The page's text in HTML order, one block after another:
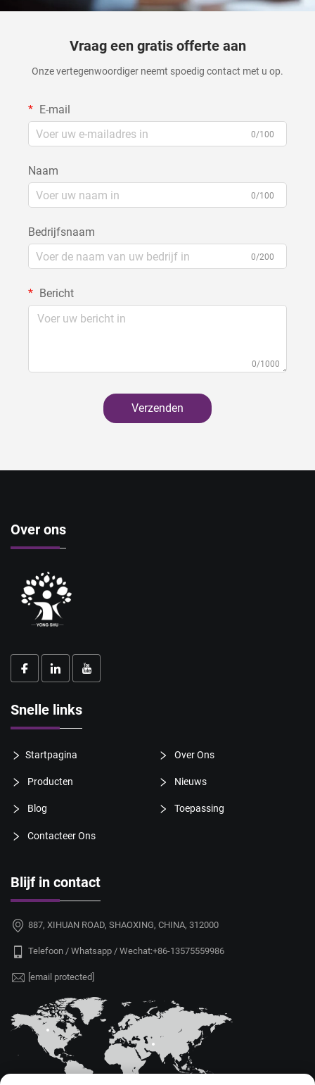
Vraag een gratis offerte aan
Onze vertegenwoordiger neemt spoedig contact met u op.
E-mail
0/100
Naam
0/100
Bedrijfsnaam
0/200
Bericht
0/1000
Verzenden
Over ons
Snelle links
Startpagina Over Ons
Producten Nieuws
Blog Toepassing
Contacteer Ons
Blijf in contact
887, XIHUAN ROAD, SHAOXING, CHINA, 312000
Telefoon / Whatsapp / Wechat:+86-13575559986
[email protected]